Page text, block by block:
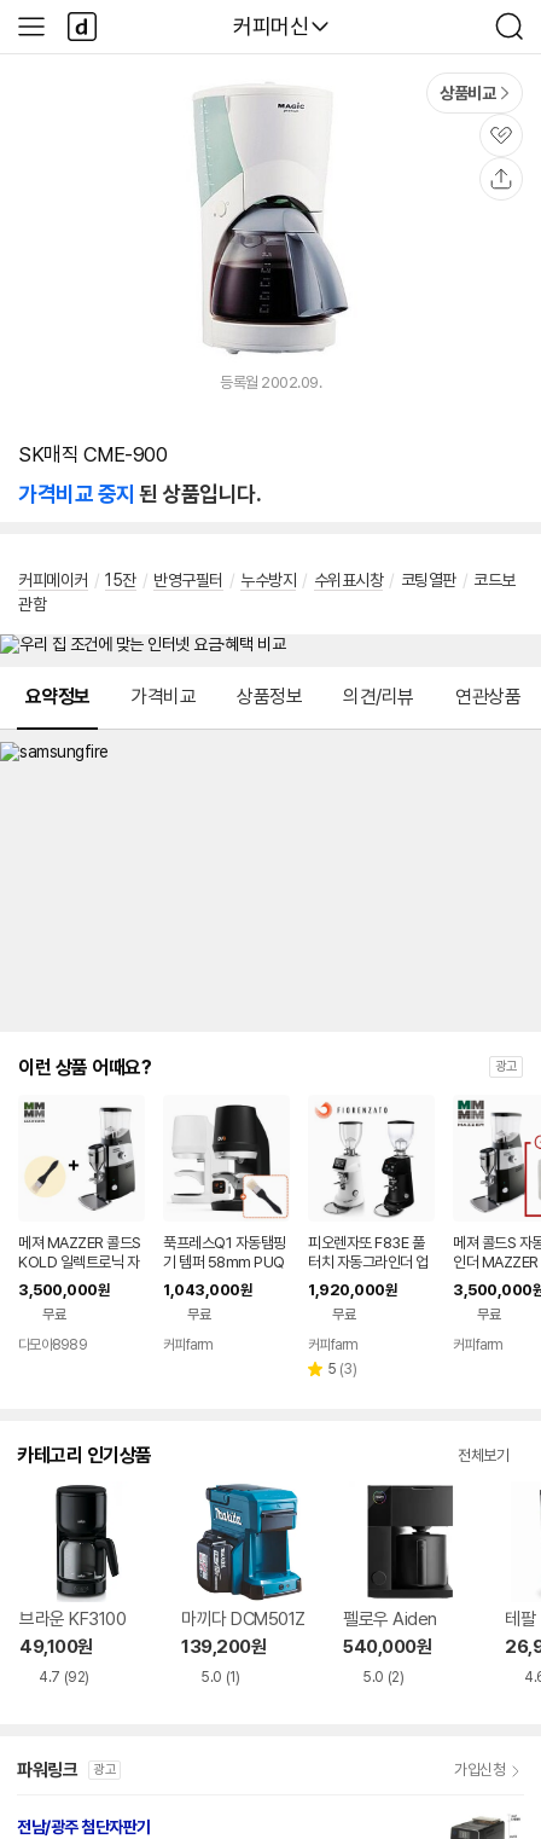
다나와
커피머신
검
색
사
이
다
나
와
상품비교
관
심
등록월 2002.09.
SK매직 CME-900
가격비교 중지 된 상품입니다.
커피메이커 / 15잔 / 반영구필터 / 누수방지 / 수위표시창 / 코팅열판 / 코드보
관함
요약정보 가격비교 상품정보 의견/리뷰 연관상품
이런 상품 어때요? 광고
메져 MAZZER 콜드S
KOLD 일렉트로닉 자
동그라인더 (최신형)
3,500,000원
무료
다모아8989
푹프레스Q1 자동탬핑
기 템퍼 58mm PUQ
1,043,000원
무료
커피farm
피오렌자또 F83E 풀
터치 자동그라인더 업
소용 전자동 83mm
1,920,000원
무료
커피farm
별 5 리
(3)
메져 콜드S 자
인더
S 코니컬칼날
(+그라인더클
3,500,000
무료
커피farm
카테고리 인기상품 전체보기
브라운 KF3100
49,100원
4.7 (92)
마끼다 DCM501Z
139,200원
5.0 (1)
펠로우 Aiden
540,000원
5.0 (2)
테팔
파워링크 광고 가입신청
전남/광주 첨단자판기